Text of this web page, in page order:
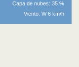
Capa de nubes: 35 %
Viento: W 6 km/h